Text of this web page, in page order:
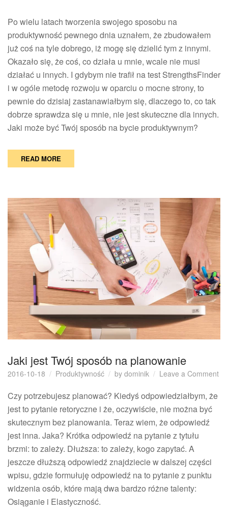
na
bycie
Po wielu latach tworzenia swojego sposobu na
produktywność pewnego dnia uznałem, że zbudowałem
już coś na tyle dobrego, iż mogę się dzielić tym z innymi.
Okazało się, że coś, co działa u mnie, wcale nie musi
działać u innych. I gdybym nie trafił na test StrengthsFinder
i w ogóle metodę rozwoju w oparciu o mocne strony, to
pewnie do dzisiaj zastanawiałbym się, dlaczego to, co tak
dobrze sprawdza się u mnie, nie jest skuteczne dla innych.
Jaki może być Twój sposób na bycie produktywnym?
READ MORE
Jaki jest Twój sposób na planowanie
2016-10-18 Produktywność by dominik Leave a Commenton
Czy potrzebujesz planować? Kiedyś odpowiedziałbym, że
jest to pytanie retoryczne i że, oczywiście, nie można być
skutecznym bez planowania. Teraz wiem, że odpowiedź
jest inna. Jaka? Krótka odpowiedź na pytanie z tytułu
brzmi: to zależy. Dłuższa: to zależy, kogo zapytać. A
jeszcze dłuższą odpowiedź znajdziecie w dalszej części
wpisu, gdzie formułuję odpowiedź na to pytanie z punktu
widzenia osób, które mają dwa bardzo różne talenty:
Osiąganie i Elastyczność.